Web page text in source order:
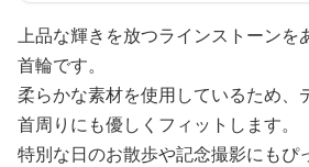
上品な輝きを放つラインストーンを
首輪です。
柔らかな素材を使用しているため、
首周りにも優しくフィットします。
特別な日のお散歩や記念撮影にもぴ